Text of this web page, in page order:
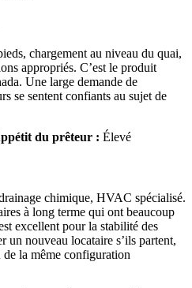
chargement au niveau du quai,
appropriés. C’est le produit
Une large demande de
se sentent confiants au sujet de
du prêteur : Élevé
chimique, HVAC spécialisé.
à long terme qui ont beaucoup
excellent pour la stabilité des
un nouveau locataire s’ils partent,
de la même configuration